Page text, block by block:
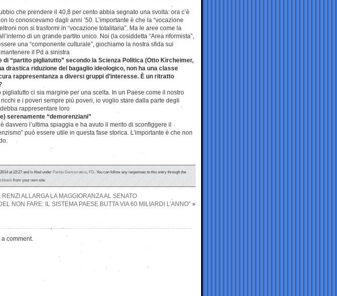
che prendere il 40,8 per cento abbia segnato una svolta: ora c’è
lo conoscevamo dagli anni ’50. L’importante è che la “vocazione
non si trasformi in “vocazione totalitaria”. Ma le aree come la
di un grande partito unico. Noi (la cosiddetta “Area riformista”,
una “componente culturale”, giochiamo la nostra sfida sui
il Pd a sinistra
di “partito pigliatutto” secondo la Scienza Politica (Otto Kircheimer,
drastica riduzione del bagaglio ideologico, non ha una classe
rappresentanza a diversi gruppi d’interesse. È un ritratto
pigliatutto ci sia margine per una scelta. In un Paese come il nostro
e i poveri sempre più poveri, io voglio stare dalla parte degli
rappresentare loro
serenamente “demorenziani”
davvero l’ultima spiaggia e ha avuto il merito di sconfiggere il
può essere utile in questa fase storica. L’importante è che non
at 22:27 and is filed underPartito Democratico,PD. You can follow any responses to this entry through the
from your own site.
ALLARGA LA MAGGIORANZA AL SENATO
NON FARE: IL SISTEMA PAESE BUTTA VIA 60 MILIARDI L’ANNO” »
a comment.